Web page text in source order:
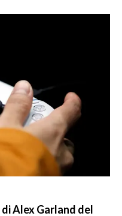
di Alex Garland del